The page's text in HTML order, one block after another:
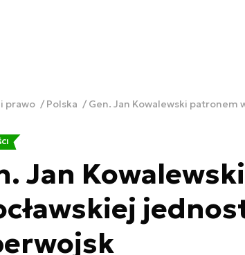
prawo Polska Gen. Jan Kowalewski patronem
Jan